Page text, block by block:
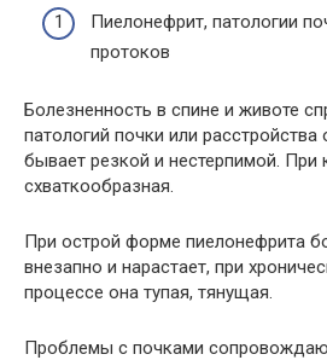
Пиелонефрит, патологии
протоков
Болезненность в спине и животе
патологий почки или расстройства
бывает резкой и нестерпимой. При
схваткообразная.
При острой форме пиелонефрита
внезапно и нарастает, при
процессе она тупая, тянущая.
Проблемы с почками